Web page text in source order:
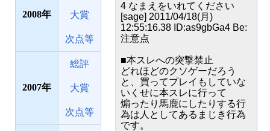
2008 大賞
次点等
2007
総評
大賞
次点等
4 なまえをいれてください
[sage] 2011/04/18(月)
12:55:16.38 ID:as9gbGa4 Be:
注意点
■本スレへの突撃禁止
どれほどのクソゲーだろう
と、買ってプレイもしていな
いくせに本スレに行って
煽ったり馬鹿にしたりする行
為は人としてあるまじき行為
です。